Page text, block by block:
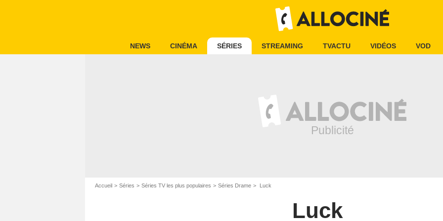
NEWS CINÉMA SÉRIES STREAMING TVACTU VIDÉOS VOD
Accueil Séries Séries TV les plus populaires Séries Drame Luck
Luck